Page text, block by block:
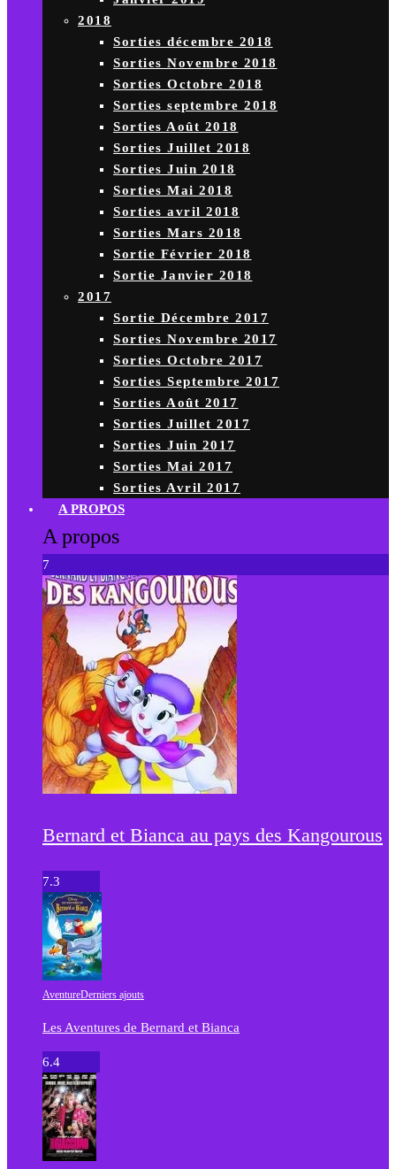
2018
Sorties décembre 2018
Sorties Novembre 2018
Sorties Octobre 2018
Sorties septembre 2018
Sorties Août 2018
Sorties Juillet 2018
Sorties Juin 2018
Sorties Mai 2018
Sorties avril 2018
Sorties Mars 2018
Sortie Février 2018
Sortie Janvier 2018
2017
Sortie Décembre 2017
Sorties Novembre 2017
Sorties Octobre 2017
Sorties Septembre 2017
Sorties Août 2017
Sorties Juillet 2017
Sorties Juin 2017
Sorties Mai 2017
Sorties Avril 2017
A PROPOS
A propos
7
Bernard et Bianca au pays des Kangourous
7.3
AventureDerniers ajouts
Les Aventures de Bernard et Bianca
6.4